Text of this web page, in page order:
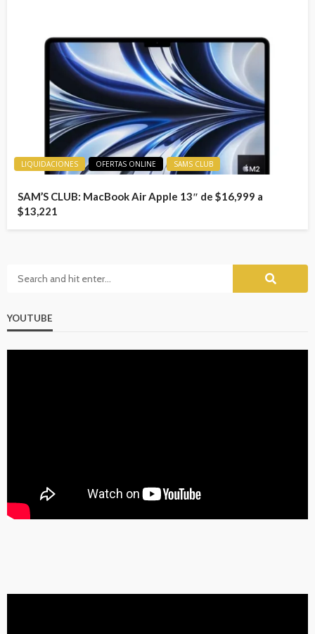
LIQUIDACIONES OFERTAS ONLINE SAMS CLUB
SAM’S CLUB: MacBook Air Apple 13″ de $16,999 a
$13,221
YOUTUBE